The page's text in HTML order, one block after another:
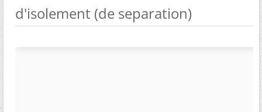
d'isolement (de separation)